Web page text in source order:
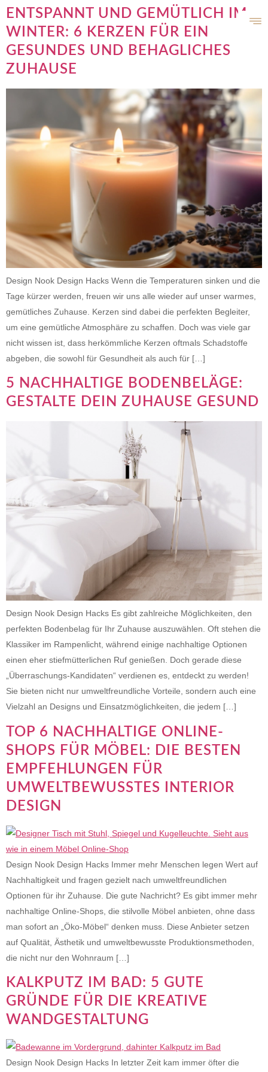
ENTSPANNT UND GEMÜTLICH IM
WINTER: 6 KERZEN FÜR EIN
GESUNDES UND BEHAGLICHES
ZUHAUSE
Design Nook Design Hacks Wenn die Temperaturen sinken und die
Tage kürzer werden, freuen wir uns alle wieder auf unser warmes,
gemütliches Zuhause. Kerzen sind dabei die perfekten Begleiter,
um eine gemütliche Atmosphäre zu schaffen. Doch was viele gar
nicht wissen ist, dass herkömmliche Kerzen oftmals Schadstoffe
abgeben, die sowohl für Gesundheit als auch für […]
5 NACHHALTIGE BODENBELÄGE:
GESTALTE DEIN ZUHAUSE GESUND
Design Nook Design Hacks Es gibt zahlreiche Möglichkeiten, den
perfekten Bodenbelag für Ihr Zuhause auszuwählen. Oft stehen die
Klassiker im Rampenlicht, während einige nachhaltige Optionen
einen eher stiefmütterlichen Ruf genießen. Doch gerade diese
„Überraschungs-Kandidaten“ verdienen es, entdeckt zu werden!
Sie bieten nicht nur umweltfreundliche Vorteile, sondern auch eine
Vielzahl an Designs und Einsatzmöglichkeiten, die jedem […]
TOP 6 NACHHALTIGE ONLINE-
SHOPS FÜR MÖBEL: DIE BESTEN
EMPFEHLUNGEN FÜR
UMWELTBEWUSSTES INTERIOR
DESIGN
Design Nook Design Hacks Immer mehr Menschen legen Wert auf
Nachhaltigkeit und fragen gezielt nach umweltfreundlichen
Optionen für ihr Zuhause. Die gute Nachricht? Es gibt immer mehr
nachhaltige Online-Shops, die stilvolle Möbel anbieten, ohne dass
man sofort an „Öko-Möbel“ denken muss. Diese Anbieter setzen
auf Qualität, Ästhetik und umweltbewusste Produktionsmethoden,
die nicht nur den Wohnraum […]
KALKPUTZ IM BAD: 5 GUTE
GRÜNDE FÜR DIE KREATIVE
WANDGESTALTUNG
Design Nook Design Hacks In letzter Zeit kam immer öfter die